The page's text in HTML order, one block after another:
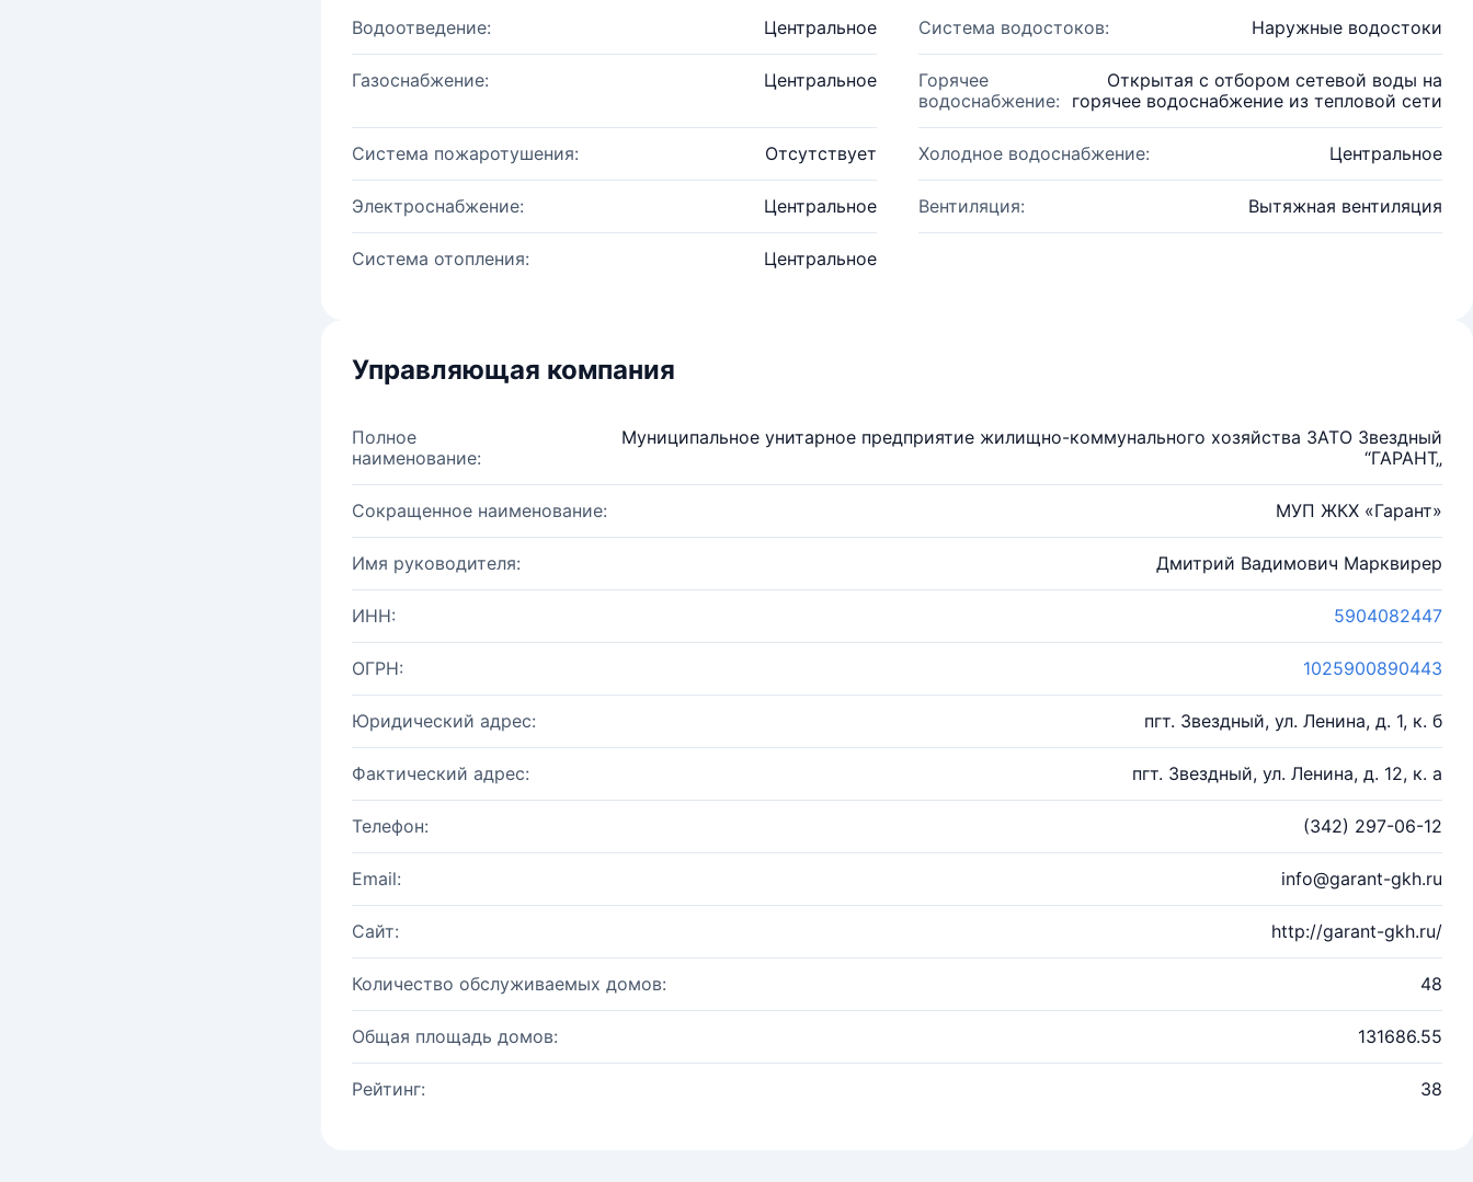
Водоотведение: Центральное Система водостоков: Наружные водостоки
Газоснабжение: Центральное
Горячее
водоснабжение:
Открытая с отбором сетевой воды на
горячее водоснабжение из тепловой сети
Система пожаротушения: Отсутствует Холодное водоснабжение: Центральное
Электроснабжение: Центральное Вентиляция: Вытяжная вентиляция
Система отопления: Центральное
Управляющая компания
Полное
наименование:
Муниципальное унитарное предприятие жилищно-коммунального хозяйства ЗАТО Звездный
“ГАРАНТ„
Сокращенное наименование: МУП ЖКХ «Гарант»
Имя руководителя: Дмитрий Вадимович Марквирер
ИНН: 5904082447
ОГРН: 1025900890443
Юридический адрес: пгт. Звездный, ул. Ленина, д. 1, к. б
Фактический адрес: пгт. Звездный, ул. Ленина, д. 12, к. а
Телефон: (342) 297-06-12
Email: info@garant-gkh.ru
Сайт: http://garant-gkh.ru/
Количество обслуживаемых домов: 48
Общая площадь домов: 131686.55
Рейтинг: 38